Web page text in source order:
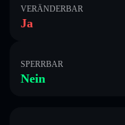
VERÄNDERBAR
Ja
SPERRBAR
Nein